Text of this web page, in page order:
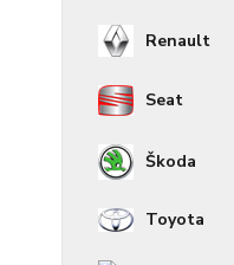
Renault
Seat
Škoda
Toyota